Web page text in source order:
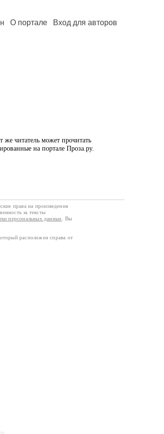
О портале Вход для авторов
же читатель может прочитать
на портале Проза.ру.
права на произведения
за тексты
персональных данных
. Вы
расположен справа от